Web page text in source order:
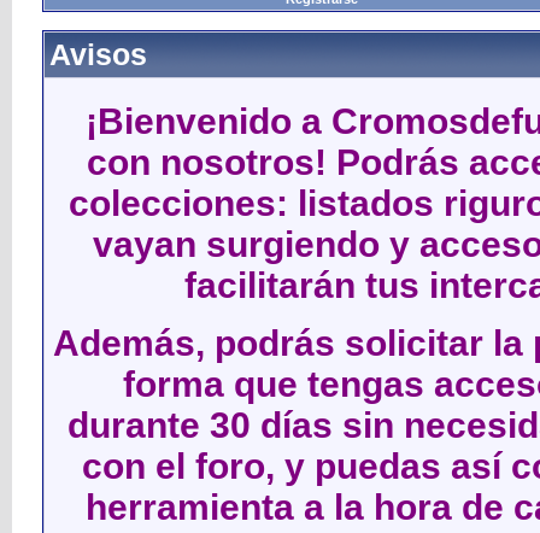
Avisos
¡Bienvenido a
con nosotros! Podrás
colecciones: listados
vayan surgiendo y
facilitarán tus
Además, podrás solicitar
forma que tengas
durante 30 días sin
con el foro, y puedas así
herramienta a la hora de